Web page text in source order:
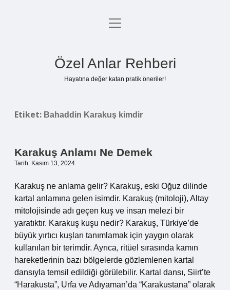
Anasayfa
menüyü
Özel Anlar Rehberi
Hayatına değer katan pratik öneriler!
Etiket: Bahaddin Karakuş kimdir
Karakuş Anlamı Ne Demek
Tarih: Kasım 13, 2024
Karakuş ne anlama gelir? Karakuş, eski Oğuz dilinde
kartal anlamına gelen isimdir. Karakuş (mitoloji), Altay
mitolojisinde adı geçen kuş ve insan melezi bir
yaratıktır. Karakuş kuşu nedir? Karakuş, Türkiye’de
büyük yırtıcı kuşları tanımlamak için yaygın olarak
kullanılan bir terimdir. Ayrıca, ritüel sırasında kamın
hareketlerinin bazı bölgelerde gözlemlenen kartal
dansıyla temsil edildiği görülebilir. Kartal dansı, Siirt’te
“Harakusta”, Urfa ve Adıyaman’da “Karakustana” olarak